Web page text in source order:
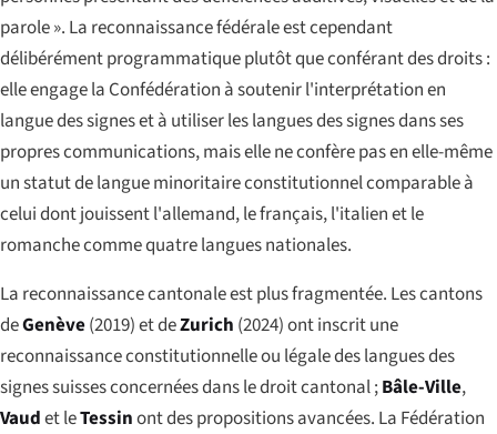
parole ». La reconnaissance fédérale est cependant
délibérément programmatique plutôt que conférant des droits :
elle engage la Confédération à soutenir l'interprétation en
langue des signes et à utiliser les langues des signes dans ses
propres communications, mais elle ne confère pas en elle-même
un statut de langue minoritaire constitutionnel comparable à
celui dont jouissent l'allemand, le français, l'italien et le
romanche comme quatre langues nationales.
La reconnaissance cantonale est plus fragmentée. Les cantons
deGenève(2019) et deZurich (2024) ont inscrit une
reconnaissance constitutionnelle ou légale des langues des
signes suisses concernées dans le droit cantonal ;Bâle-Ville,
Vaudet leTessinont des propositions avancées. La Fédération